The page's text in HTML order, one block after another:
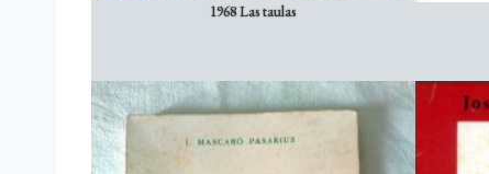
1968 Las taulas